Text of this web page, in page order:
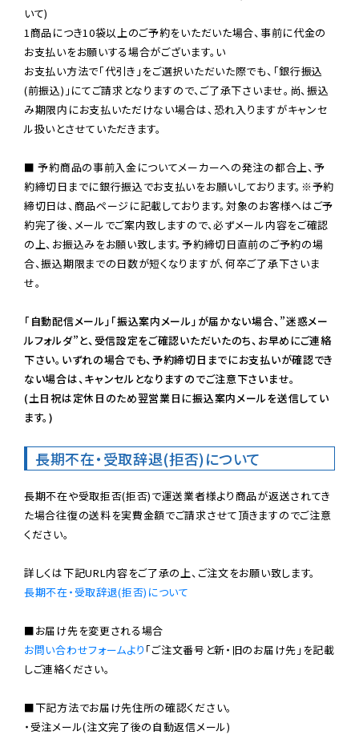
いて)
1商品につき10袋以上のご予約をいただいた場合、事前に代金の
お支払いをお願いする場合がございます。い
お支払い方法で「代引き」をご選択いただいた際でも、「銀行振込
(前振込)」にてご請求となりますので、ご了承下さいませ。尚、振込
み期限内にお支払いただけない場合は、恐れ入りますがキャンセ
ル扱いとさせていただきます。
■ 予約商品の事前入金についてメーカーへの発注の都合上、予
約締切日までに銀行振込でお支払いをお願いしております。※予約
締切日は、商品ページに記載しております。対象のお客様へはご予
約完了後、メールでご案内致しますので、必ずメール内容をご確認
の上、お振込みをお願い致します。予約締切日直前のご予約の場
合、振込期限までの日数が短くなりますが、何卒ご了承下さいま
せ。
「自動配信メール」「振込案内メール」が届かない場合、”迷惑メー
ルフォルダ”と、受信設定をご確認いただいたのち、お早めにご連絡
下さい。いずれの場合でも、予約締切日までにお支払いが確認でき
ない場合は、キャンセルとなりますのでご注意下さいませ。
(土日祝は定休日のため翌営業日に振込案内メールを送信してい
ます。)
長期不在・受取辞退(拒否)について
長期不在や受取拒否(拒否)で運送業者様より商品が返送されてき
た場合往復の送料を実費金額でご請求させて頂きますのでご注意
ください。
長期不在・受取辞退(拒否)について
お問い合わせフォームより 「ご注文番号と新・旧のお届け先」を記載
しご連絡ください。
■下記方法でお届け先住所の確認ください。
・受注メール(注文完了後の自動返信メール)